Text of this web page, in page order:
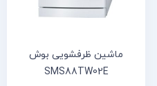
نوشته
ماشین ظرفشویی بوش
SMS88TW02E